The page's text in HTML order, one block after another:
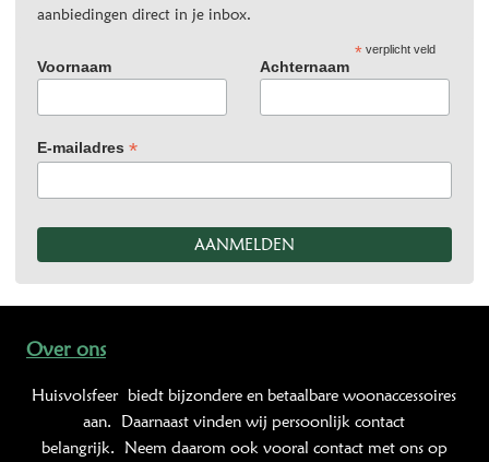
aanbiedingen direct in je inbox.
*verplicht veld
Voornaam Achternaam
E-mailadres *
Over ons
Huisvolsfeer biedt bijzondere en betaalbare woonaccessoires
aan. Daarnaast vinden wij persoonlijk contact
belangrijk. Neem daarom ook vooral contact met ons op